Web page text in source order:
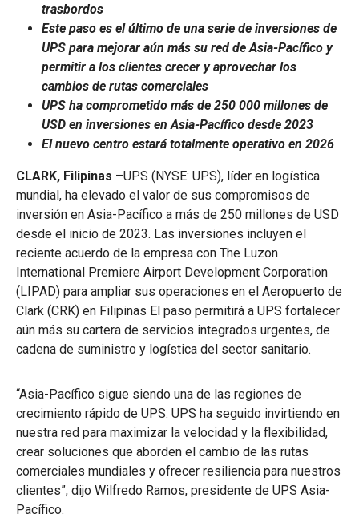
trasbordos
Este paso es el último de una serie de inversiones de
UPS para mejorar aún más su red de Asia-Pacífico y
permitir a los clientes crecer y aprovechar los
cambios de rutas comerciales
UPS ha comprometido más de 250 000 millones de
USD en inversiones en Asia-Pacífico desde 2023
El nuevo centro estará totalmente operativo en 2026
CLARK, Filipinas –UPS (NYSE: UPS), líder en logística
mundial, ha elevado el valor de sus compromisos de
inversión en Asia-Pacífico a más de 250 millones de USD
desde el inicio de 2023. Las inversiones incluyen el
reciente acuerdo de la empresa con The Luzon
International Premiere Airport Development Corporation
(LIPAD) para ampliar sus operaciones en el Aeropuerto de
Clark (CRK) en Filipinas El paso permitirá a UPS fortalecer
aún más su cartera de servicios integrados urgentes, de
cadena de suministro y logística del sector sanitario.
“Asia-Pacífico sigue siendo una de las regiones de
crecimiento rápido de UPS. UPS ha seguido invirtiendo en
nuestra red para maximizar la velocidad y la flexibilidad,
crear soluciones que aborden el cambio de las rutas
comerciales mundiales y ofrecer resiliencia para nuestros
clientes”, dijo Wilfredo Ramos, presidente de UPS Asia-
Pacífico.